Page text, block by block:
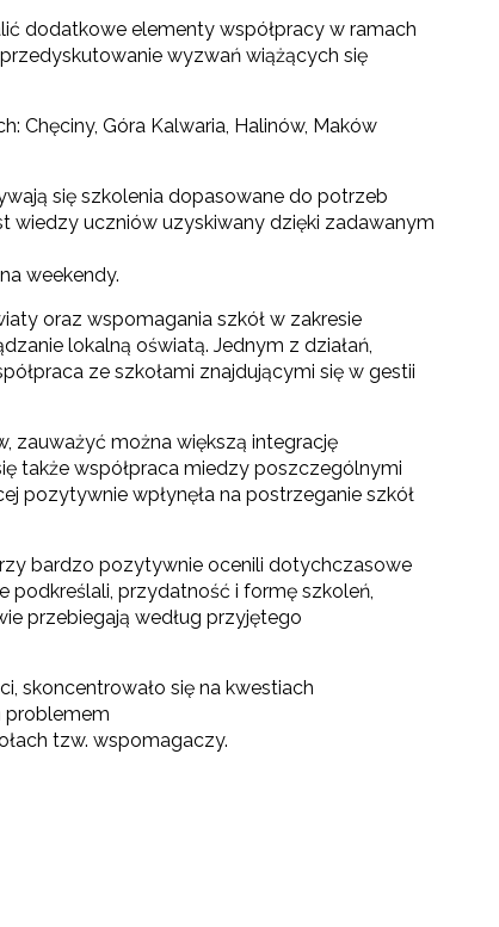
dodatkowe elementy współpracy w ramach
wyzwań wiążących się
Chęciny, Góra Kalwaria, Halinów, Maków
się szkolenia dopasowane do potrzeb
wiedzy uczniów uzyskiwany dzięki zadawanym
weekendy.
oraz wspomagania szkół w zakresie
lokalną oświatą. Jednym z działań,
ze szkołami znajdującymi się w gestii
zauważyć można większą integrację
także współpraca miedzy poszczególnymi
pozytywnie wpłynęła na postrzeganie szkół
bardzo pozytywnie ocenili dotychczasowe
podkreślali, przydatność i formę szkoleń,
przebiegają według przyjętego
skoncentrowało się na kwestiach
problemem
tzw. wspomagaczy.